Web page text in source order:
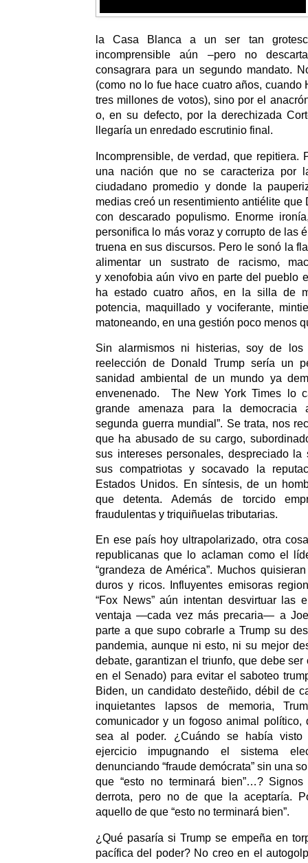
la Casa Blanca a un ser tan
incomprensible aún –pero no
consagrara para un segundo mandato.
(como no lo fue hace cuatro años, cuando
tres millones de votos), sino por el
o, en su defecto, por la derechizada
llegaría un enredado escrutinio final.
Incomprensible, de verdad, que repitiera.
una nación que no se caracteriza por
ciudadano promedio y donde la
medias creó un resentimiento antiélite que
con descarado populismo. Enorme
personifica lo más voraz y corrupto de las
truena en sus discursos. Pero le sonó la
alimentar un sustrato de racismo,
y xenofobia aún vivo en parte del pueblo
ha estado cuatro años, en la silla de
potencia, maquillado y vociferante,
matoneando, en una gestión poco menos
Sin alarmismos ni histerias, soy de
reelección de Donald Trump sería un
sanidad ambiental de un mundo ya
envenenado. The New York Times lo
grande amenaza para la democracia
segunda guerra mundial”. Se trata, nos
que ha abusado de su cargo,
sus intereses personales, despreciado
sus compatriotas y socavado la
Estados Unidos. En síntesis, de un
que detenta. Además de torcido
fraudulentas y triquiñuelas tributarias.
En ese país hoy ultrapolarizado, otra
republicanas que lo aclaman como el
“grandeza de América”. Muchos
duros y ricos. Influyentes emisoras
“Fox News” aún intentan desvirtuar las
ventaja —cada vez más precaria— a
parte a que supo cobrarle a Trump su
pandemia, aunque ni esto, ni su mejor
debate, garantizan el triunfo, que debe ser
en el Senado) para evitar el saboteo
Biden, un candidato desteñido, débil de
inquietantes lapsos de memoria,
comunicador y un fogoso animal político,
sea al poder. ¿Cuándo se había
ejercicio impugnando el sistema
denunciando “fraude demócrata” sin una
que “esto no terminará bien”…?
derrota, pero no de que la aceptaría.
aquello de que “esto no terminará bien”.
¿Qué pasaría si Trump se empeña en
pacífica del poder? No creo en el